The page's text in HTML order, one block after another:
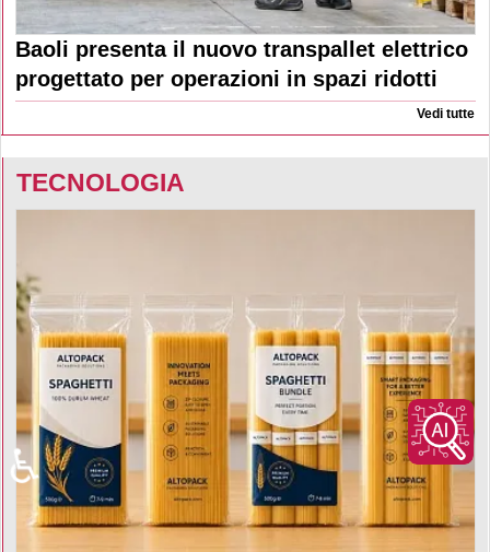
Baoli presenta il nuovo transpallet elettrico
progettato per operazioni in spazi ridotti
Vedi tutte
TECNOLOGIA